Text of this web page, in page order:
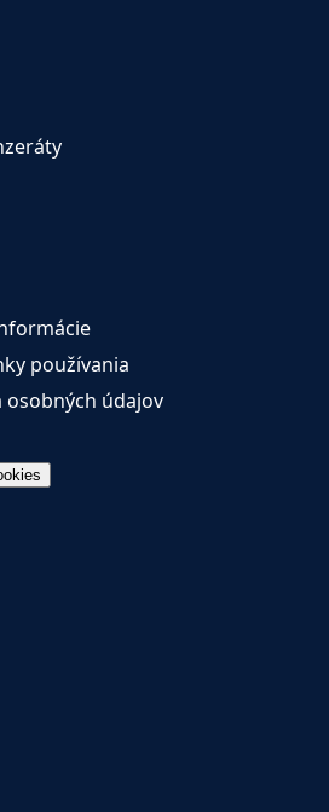
používania
osobných údajov